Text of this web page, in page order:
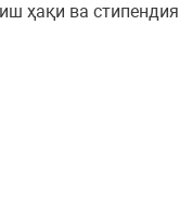
ҳақи ва